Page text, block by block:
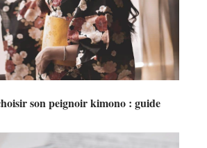
son peignoir kimono : guide